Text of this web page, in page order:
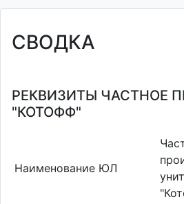
СВОДКА
РЕКВИЗИТЫ ЧАСТНОЕ
"КОТОФФ"
Наименование ЮЛ